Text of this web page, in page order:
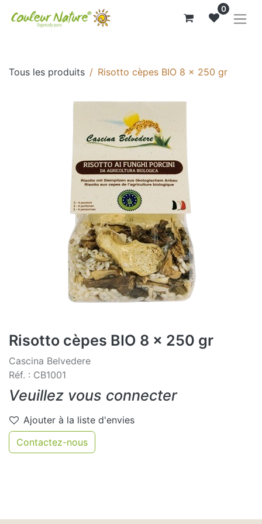
0
Tous les produits Risotto cèpes BIO 8 x 250 gr
Risotto cèpes BIO 8 x 250 gr
Cascina Belvedere
Réf. : CB1001
Veuillez vous connecter
Ajouter à la liste d'envies
Contactez-nous